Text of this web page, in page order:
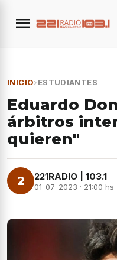
menu
INICIO›ESTUDIANTES
Eduardo
árbitros
quieren"
2 221RADIO | 103.1
01-07-2023 · 21:00 hs